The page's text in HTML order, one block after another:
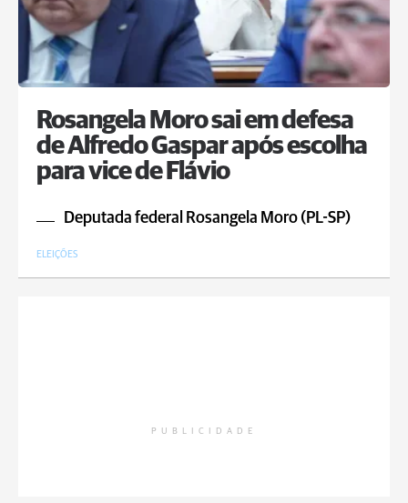
Rosangela Moro sai em defesa
de Alfredo Gaspar após escolha
para vice de Flávio
Deputada federal Rosangela Moro (PL-SP)
ELEIÇÕES
PUBLICIDADE